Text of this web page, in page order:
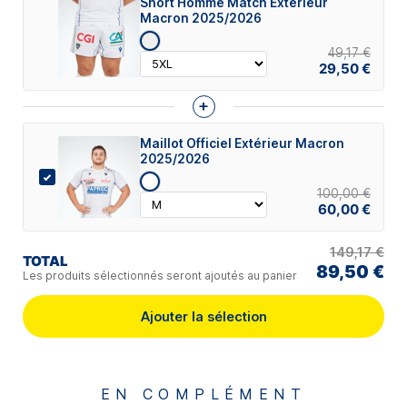
Macron 2025/2026
49,17 €
29,50 €
+
Maillot Officiel Extérieur Macron
2025/2026
100,00 €
60,00 €
TOTAL
Les produits sélectionnés seront ajoutés au panier
149,17 €
89,50 €
Ajouter la sélection
EN COMPLÉMENT